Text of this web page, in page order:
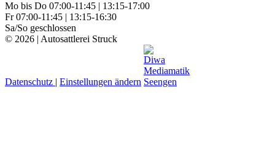
Mo bis Do 07:00-11:45 | 13:15-17:00
Fr 07:00-11:45 | 13:15-16:30
Sa/So geschlossen
© 2026 | Autosattlerei Struck
Datenschutz | Einstellungen ändern